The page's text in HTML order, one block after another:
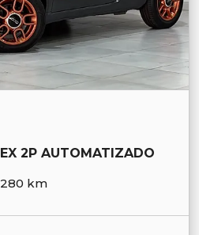
2P AUTOMATIZADO
km